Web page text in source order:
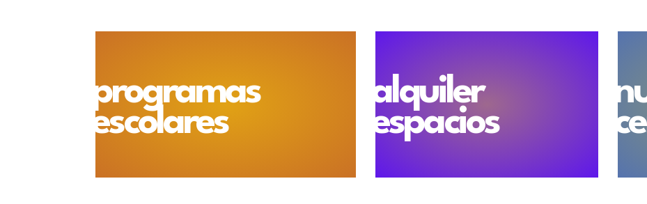
programas
escolares
alquiler
espacios